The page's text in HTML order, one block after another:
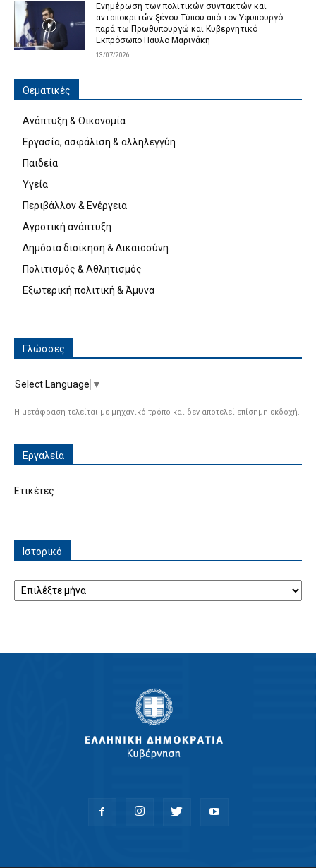
Ενημέρωση των πολιτικών συντακτών και
ανταποκριτών ξένου Τύπου από τον Υφυπουργό
παρά τω Πρωθυπουργώ και Κυβερνητικό
Εκπρόσωπο Παύλο Μαρινάκη
13/07/2026
Θεματικές
Ανάπτυξη & Οικονομία
Εργασία, ασφάλιση & αλληλεγγύη
Παιδεία
Υγεία
Περιβάλλον & Ενέργεια
Αγροτική ανάπτυξη
Δημόσια διοίκηση & Δικαιοσύνη
Πολιτισμός & Αθλητισμός
Εξωτερική πολιτική & Άμυνα
Γλώσσες
Select Language ▼
Η μετάφραση τελείται με μηχανικό τρόπο και δεν αποτελεί επίσημη εκδοχή.
Εργαλεία
Ετικέτες
Ιστορικό
Ιστορικό